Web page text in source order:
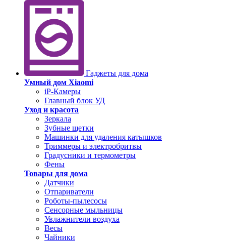
Гаджеты для дома
Умный дом Xiaomi
iP-Камеры
Главный блок УД
Уход и красота
Зеркала
Зубные щетки
Машинки для удаления катышков
Триммеры и электробритвы
Градусники и термометры
Фены
Товары для дома
Датчики
Отпариватели
Роботы-пылесосы
Сенсорные мыльницы
Увлажнители воздуха
Весы
Чайники